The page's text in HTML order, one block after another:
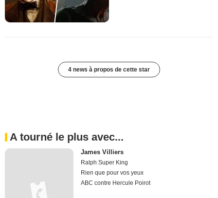
4 news à propos de cette star
A tourné le plus avec...
James Villiers
Ralph Super King
Rien que pour vos yeux
ABC contre Hercule Poirot